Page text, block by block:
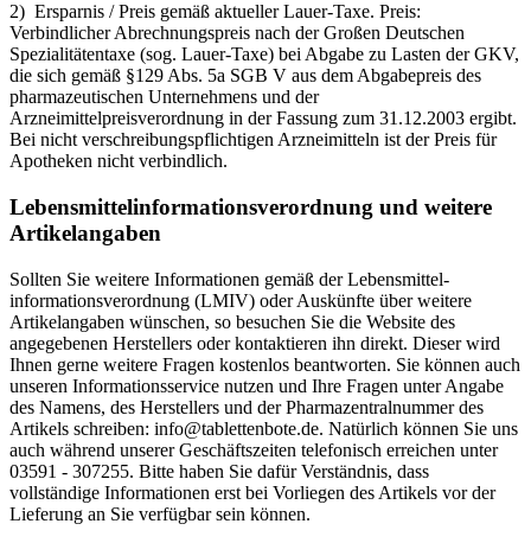
2) Ersparnis / Preis gemäß aktueller Lauer-Taxe. Preis:
Verbindlicher Abrechnungspreis nach der Großen Deutschen
Spezialitätentaxe (sog. Lauer-Taxe) bei Abgabe zu Lasten der GKV,
die sich gemäß §129 Abs. 5a SGB V aus dem Abgabepreis des
pharmazeutischen Unternehmens und der
Arzneimittelpreisverordnung in der Fassung zum 31.12.2003 ergibt.
Bei nicht verschreibungspflichtigen Arzneimitteln ist der Preis für
Apotheken nicht verbindlich.
Lebensmittel­informations­verordnung und weitere
Artikelangaben
Sollten Sie weitere Informationen gemäß der Lebensmittel­
informations­verordnung (LMIV) oder Auskünfte über weitere
Artikelangaben wünschen, so besuchen Sie die Website des
angegebenen Herstellers oder kontaktieren ihn direkt. Dieser wird
Ihnen gerne weitere Fragen kostenlos beantworten. Sie können auch
unseren Informationsservice nutzen und Ihre Fragen unter Angabe
des Namens, des Herstellers und der Pharmazentralnummer des
Artikels schreiben: info@tablettenbote.de. Natürlich können Sie uns
auch während unserer Geschäftszeiten telefonisch erreichen unter
03591 - 307255. Bitte haben Sie dafür Verständnis, dass
vollständige Informationen erst bei Vorliegen des Artikels vor der
Lieferung an Sie verfügbar sein können.